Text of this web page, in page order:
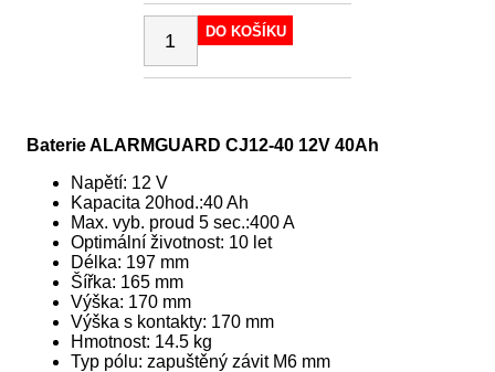
DO KOŠÍKU
Baterie ALARMGUARD CJ12-40 12V 40Ah
Napětí: 12 V
Kapacita 20hod.:40 Ah
Max. vyb. proud 5 sec.:400 A
Optimální životnost: 10 let
Délka: 197 mm
Šířka: 165 mm
Výška: 170 mm
Výška s kontakty: 170 mm
Hmotnost: 14.5 kg
Typ pólu: zapuštěný závit M6 mm